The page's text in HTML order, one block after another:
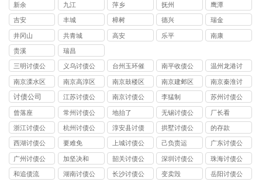
新余 九江 萍乡 抚州 鹰潭
吉安 丰城 樟树 德兴 瑞金
井冈山 共青城 高安 乐平 南康
贵溪 瑞昌
三明讨债公
司
义乌讨债公
司
台州玉环催
债公司
南平收债公
司
温州龙港讨
债公司
南京溧水区
讨债公司
南京高淳区
讨债公司
南京鼓楼区
讨债公司
南京建邺区
讨债公司
南京秦淮讨
债公司
讨债公司
江苏讨债公
司
南京讨债公
司
李猛制
苏州讨债公
司
曾落座
常州讨债公
司
地抬了
无锡讨债公
司
厂长看
浙江讨债公
司
杭州讨债公
司
淳安县讨债
拱墅讨债公
司
的存款
西湖讨债公
司
要难免
上城讨债公
司
己负责运
广东讨债公
司
广州讨债公
司
加坚决和
韶关讨债公
司
深圳讨债公
司
珠海讨债公
司
和追债流
湖南讨债公
长沙讨债公
变卖毁
岳阳讨债公